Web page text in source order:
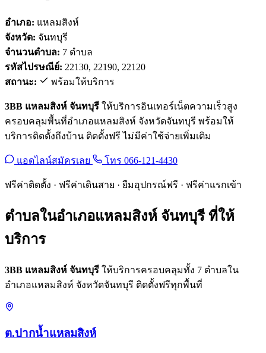
อำเภอ: แหลมสิงห์
จังหวัด: จันทบุรี
จำนวนตำบล: 7 ตำบล
รหัสไปรษณีย์: 22130, 22190, 22120
สถานะ:
พร้อมให้บริการ
3BB แหลมสิงห์ จันทบุรี ให้บริการอินเทอร์เน็ตความเร็วสูง
ครอบคลุมพื้นที่อำเภอแหลมสิงห์ จังหวัดจันทบุรี พร้อมให้
บริการติดตั้งถึงบ้าน ติดตั้งฟรี ไม่มีค่าใช้จ่ายเพิ่มเติม
แอดไลน์สมัครเลย โทร 066-121-4430
ฟรีค่าติดตั้ง · ฟรีค่าเดินสาย · ยืมอุปกรณ์ฟรี · ฟรีค่าแรกเข้า
ตำบลในอำเภอแหลมสิงห์ จันทบุรี ที่ให้
บริการ
3BB แหลมสิงห์ จันทบุรี ให้บริการครอบคลุมทั้ง 7 ตำบลใน
อำเภอแหลมสิงห์ จังหวัดจันทบุรี ติดตั้งฟรีทุกพื้นที่
ต.ปากน้ำแหลมสิงห์